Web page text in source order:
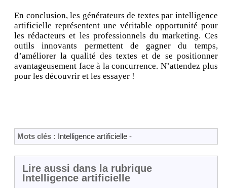
En conclusion, les générateurs de textes par intelligence
artificielle représentent une véritable opportunité pour
les rédacteurs et les professionnels du marketing. Ces
outils innovants permettent de gagner du temps,
d’améliorer la qualité des textes et de se positionner
avantageusement face à la concurrence. N’attendez plus
pour les découvrir et les essayer !
Mots clés : Intelligence artificielle -
Lire aussi dans la rubrique
Intelligence artificielle